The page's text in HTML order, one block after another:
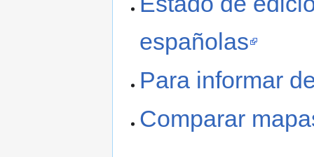
españolas
Para informar
Comparar